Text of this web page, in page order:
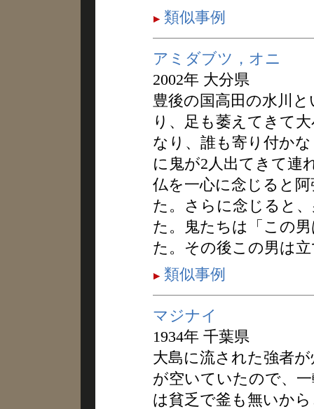
類似事例
アミダブツ，オニ
2002年 大分県
豊後の国高田の水川
り、足も萎えてきて
なり、誰も寄り付か
に鬼が2人出てきて連
仏を一心に念じると
た。さらに念じると
た。鬼たちは「この
た。その後この男は
類似事例
マジナイ
1934年 千葉県
大島に流された強者
が空いていたので、
は貧乏で釜も無いか